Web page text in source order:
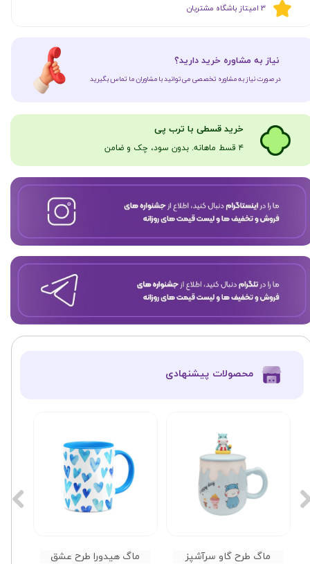
​​3 امیتاز باشگاه مشتریان
​نیاز به مشاوره خرید دارید؟
در صورت نیاز به مشاوره تخصصی می‌توانید با مشاوران ما تماس بگیرید
​​​خرید قسطی با ترب پی
۴ قسط ماهانه. بدون سود، چک و ضامن​​​​​​​
ماگ هیدورا طرح عشق
ماگ طرح گاو سرآشپز
​محصولات پیشنهادی